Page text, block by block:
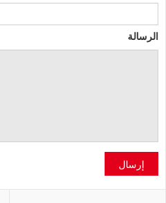
الرسالة
إرسال